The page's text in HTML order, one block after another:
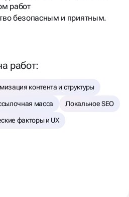
контента и структуры
масса Локальное SEO
факторы и UX